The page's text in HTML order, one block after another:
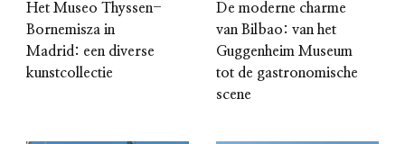
Het Museo Thyssen-
Bornemisza in
Madrid: een diverse
kunstcollectie
De moderne charme
van Bilbao: van het
Guggenheim Museum
tot de gastronomische
scene